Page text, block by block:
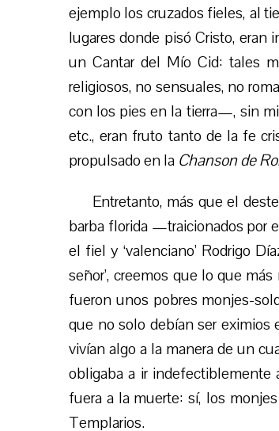
ejemplo los cruzados fieles, al
lugares donde pisó Cristo, eran
un Cantar del Mío Cid: tales
religiosos, no sensuales, no
con los pies en la tierra—, sin
etc., eran fruto tanto de la fe
propulsado en la Chanson de
Entretanto, más que el
barba florida —traicionados por
el fiel y ‘valenciano’ Rodrigo
señor’, creemos que lo que
fueron unos pobres monjes-
que no solo debían ser eximios
vivían algo a la manera de un
obligaba a ir indefectiblemente
fuera a la muerte: sí, los
Templarios.